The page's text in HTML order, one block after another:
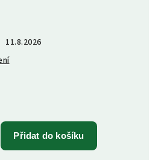
Přidat do košíku
11.8.2026